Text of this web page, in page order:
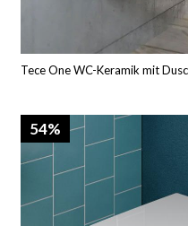
Tece One WC-Keramik mit
54%